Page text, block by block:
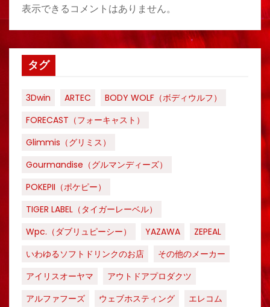
表示できるコメントはありません。
タグ
3Dwin ARTEC
BODY WOLF（ボディウルフ）
FORECAST（フォーキャスト）
Glimmis（グリミス）
Gourmandise（グルマンディーズ）
POKEPII（ポケピー）
TIGER LABEL（タイガーレーベル）
Wpc.（ダブリュピーシー）
YAZAWA
ZEPEAL
いわゆるソフトドリンクのお店
その他のメーカー
アイリスオーヤマ
アウトドアプロダクツ
アルファフーズ
ウェブホスティング
エレコム